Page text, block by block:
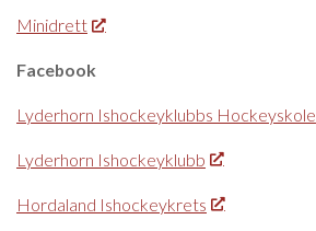
Minidrett
Facebook
Lyderhorn Ishockeyklubbs Hockeyskole
Lyderhorn Ishockeyklubb
Hordaland Ishockeykrets